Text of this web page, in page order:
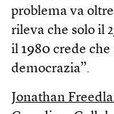
problema va
rileva che solo il
il 1980 crede
democrazia”.
Jonathan